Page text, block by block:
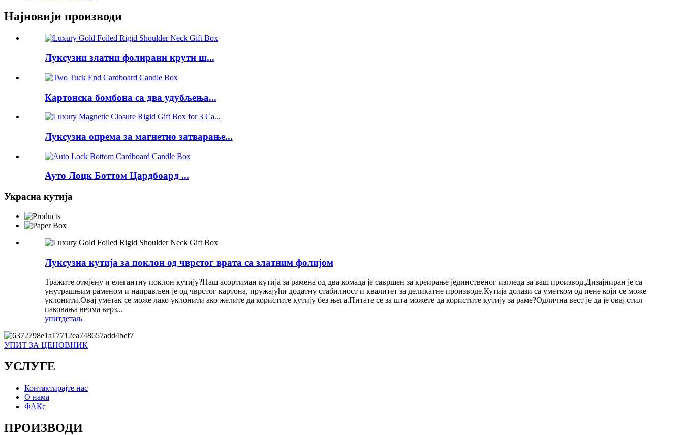
Најновији производи
Луксузни златни фолирани крути ш...
Картонска бомбона са два удубљења...
Луксузна опрема за магнетно затварање...
Ауто Лоцк Боттом Цардбоард ...
Украсна кутија
Луксузна кутија за поклон од чврстог врата са златним фолијом
Тражите отмјену и елегантну поклон кутију?Наш асортиман кутија за рамена од два комада је савршен за креирање јединственог изгледа за ваш производ.Дизајниран је са
унутрашњим раменом и направљен је од чврстог картона, пружајући додатну стабилност и квалитет за деликатне производе.Кутија долази са уметком од пене који се може
уклонити.Овај уметак се може лако уклонити ако желите да користите кутију без њега.Питате се за шта можете да користите кутију за раме?Одлична вест је да је овај стил
паковања веома верз...
упитдетаљ
УПИТ ЗА ЦЕНОВНИК
УСЛУГЕ
Контактирајте нас
О нама
ФАКс
ПРОИЗВОДИ